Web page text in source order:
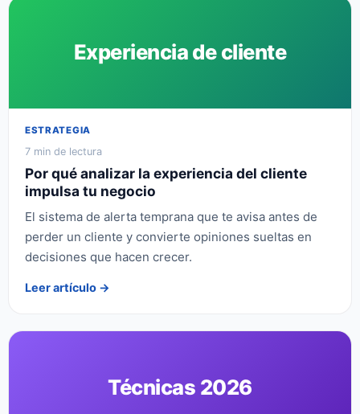
Experiencia de cliente
ESTRATEGIA
7 min de lectura
Por qué analizar la experiencia del cliente
impulsa tu negocio
El sistema de alerta temprana que te avisa antes de
perder un cliente y convierte opiniones sueltas en
decisiones que hacen crecer.
Leer artículo →
Técnicas 2026